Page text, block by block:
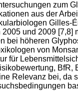
zum
aus der
Gilles-
und 2009 [7,8]
bei höheren
von
für
BfR,
Relevanz bei, da